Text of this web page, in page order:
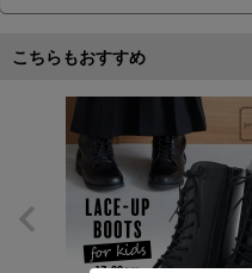
こちらもおすすめ